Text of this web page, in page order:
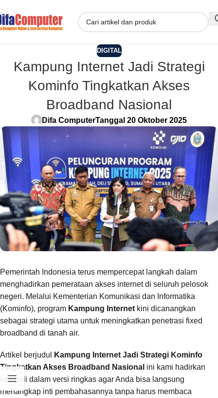
DIGITAL
Kampung Internet Jadi Strategi
Kominfo Tingkatkan Akses
Broadband Nasional
Difa ComputerTanggal 20 Oktober 2025
Pemerintah Indonesia terus mempercepat langkah dalam
menghadirkan pemerataan akses internet di seluruh pelosok
negeri. Melalui Kementerian Komunikasi dan Informatika
(Kominfo), program Kampung Internet kini dicanangkan
sebagai strategi utama untuk meningkatkan penetrasi fixed
broadband di tanah air.
Artikel berjudul
Kampung Internet Jadi Strategi Kominfo
Tingkatkan Akses Broadband Nasional ini kami hadirkan
kembali dalam versi ringkas agar Anda bisa langsung
menangkap inti pembahasannya tanpa harus membaca